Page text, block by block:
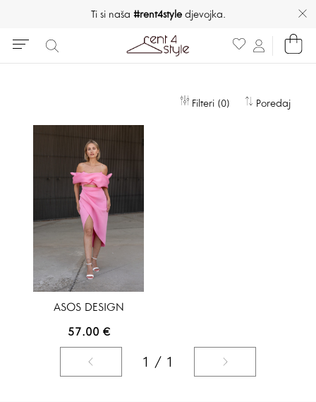
Ti si naša #rent4styledjevojka.
Filteri (0) Poredaj
ASOS DESIGN
57.00 €
1 / 1